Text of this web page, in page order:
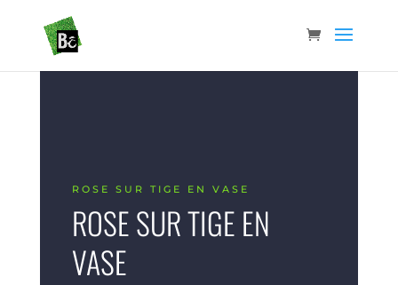
ROSE SUR TIGE EN VASE
ROSE SUR TIGE EN
VASE